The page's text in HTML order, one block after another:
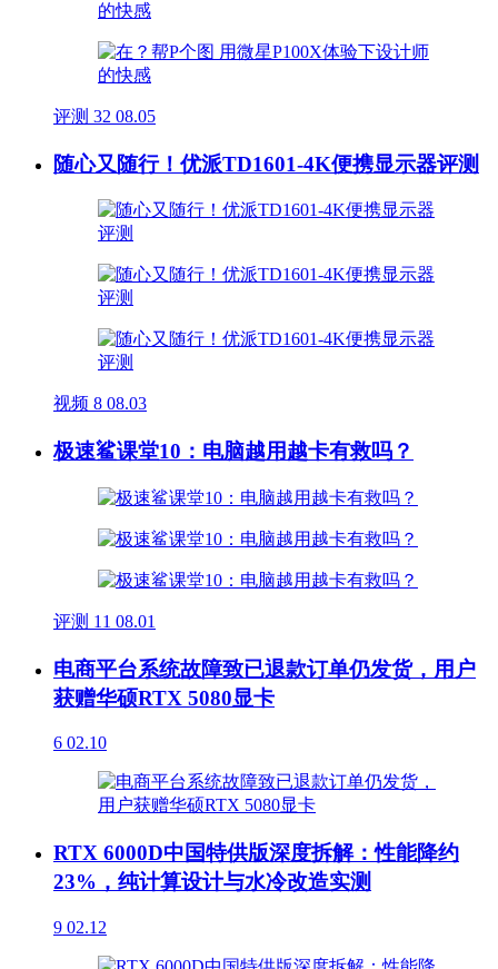
评测 32 08.05
随心又随行！优派TD1601-4K便携显示器评测
视频 8 08.03
极速鲨课堂10：电脑越用越卡有救吗？
评测 11 08.01
电商平台系统故障致已退款订单仍发货，用户
获赠华硕RTX 5080显卡
6 02.10
RTX 6000D中国特供版深度拆解：性能降约
23%，纯计算设计与水冷改造实测
9 02.12